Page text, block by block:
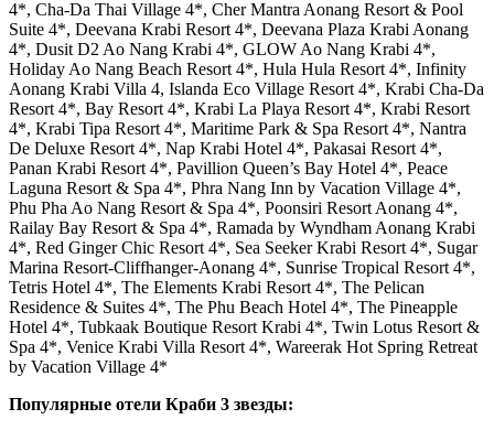
4*, Cha-Da Thai Village 4*, Cher Mantra Aonang Resort & Pool
Suite 4*, Deevana Krabi Resort 4*, Deevana Plaza Krabi Aonang
4*, Dusit D2 Ao Nang Krabi 4*, GLOW Ao Nang Krabi 4*,
Holiday Ao Nang Beach Resort 4*, Hula Hula Resort 4*, Infinity
Aonang Krabi Villa 4, Islanda Eco Village Resort 4*, Krabi Cha-Da
Resort 4*, Bay Resort 4*, Krabi La Playa Resort 4*, Krabi Resort
4*, Krabi Tipa Resort 4*, Maritime Park & ​​Spa Resort 4*, Nantra
De Deluxe Resort 4*, Nap Krabi Hotel 4*, Pakasai Resort 4*,
Panan Krabi Resort 4*, Pavillion Queen’s Bay Hotel 4*, Peace
Laguna Resort & Spa 4*, Phra Nang Inn by Vacation Village 4*,
Phu Pha Ao Nang Resort & Spa 4*, Poonsiri Resort Aonang 4*,
Railay Bay Resort & Spa 4*, Ramada by Wyndham Aonang Krabi
4*, Red Ginger Chic Resort 4*, Sea Seeker Krabi Resort 4*, Sugar
Marina Resort-Cliffhanger-Aonang 4*, Sunrise Tropical Resort 4*,
Tetris Hotel 4*, The Elements Krabi Resort 4*, The Pelican
Residence & Suites 4*, The Phu Beach Hotel 4*, The Pineapple
Hotel 4*, Tubkaak Boutique Resort Krabi 4*, Twin Lotus Resort &
Spa 4*, Venice Krabi Villa Resort 4*, Wareerak Hot Spring Retreat
by Vacation Village 4*
Популярные отели Краби 3 звезды: